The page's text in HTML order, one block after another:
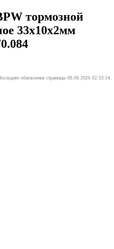
тормозной
33x10x2мм
обновление страницы 08.08.2026 02:33:14